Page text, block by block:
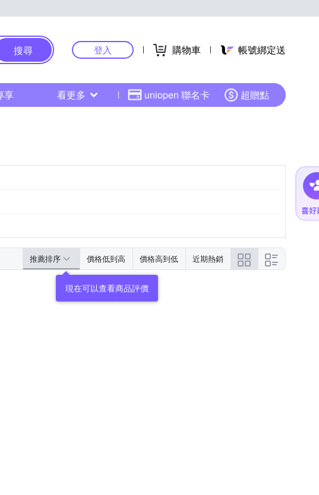
搜尋 登入 購物車 帳號綁定送
享 看更多 uniopen 聯名卡 超贈點
推薦排序 價格低到高 價格高到低 近期熱銷
現在可以查看商品評價